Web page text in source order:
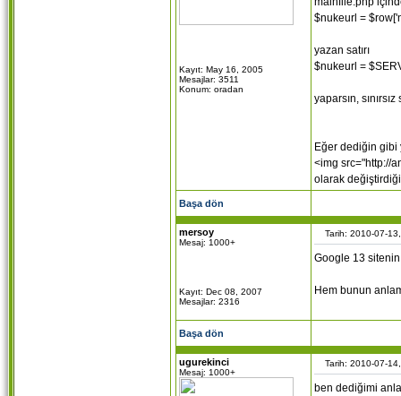
Kayıt: May 16, 2005
Mesajlar: 3511
Konum: oradan
$nukeurl =
yazan satırı
$nukeurl =
yaparsın,
Eğer dediğin gibi
<img src="http://
olarak
Başa dön
mersoy
Mesaj: 1000+
Kayıt: Dec 08, 2007
Mesajlar: 2316
Tarih: 2010-07-
Google 13 sitenin
Hem bunun
Başa dön
ugurekinci
Mesaj: 1000+
Tarih: 2010-07-
ben dediğimi